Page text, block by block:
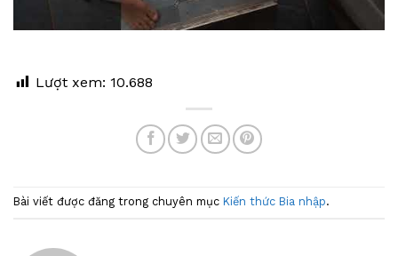
Lượt xem: 10.688
Bài viết được đăng trong chuyên mục Kiến thức Bia nhập.